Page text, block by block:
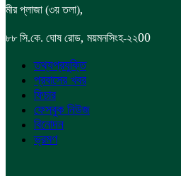
মীর প্লাজা (৩য় তলা),
৮৮ সি.কে. ঘোষ রোড, ময়মনসিংহ-২২00
তথ্যপ্রযুক্তি
প্রবাসের খবর
ফিচার
ফেসবুক নিউজ
বিনোদন
ভ্রমণ